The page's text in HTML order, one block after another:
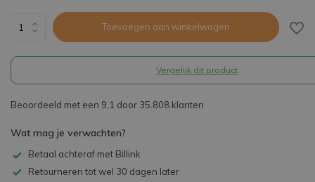
Toevoegen aan winkelwagen
Vergelijk dit product
Beoordeeld met een 9,1 door 35.808 klanten
Wat mag je verwachten?
Betaal achteraf met Billink
Retourneren tot wel 30 dagen later